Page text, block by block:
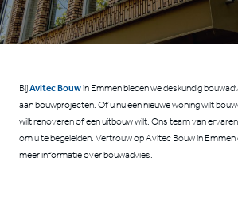
CONTACT
BijAvitec Bouwin Emmen bieden we deskundig
aan bouwprojecten. Of u nu een nieuwe woning wilt
wilt renoveren of een uitbouw wilt. Ons team van
om u te begeleiden. Vertrouw op Avitec Bouw in
meer informatie over bouwadvies.